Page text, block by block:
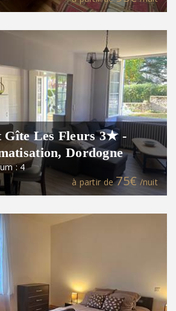
Gîte Les Fleurs 3★ -
Dordogne
: 4
à partir de75€ /nuit